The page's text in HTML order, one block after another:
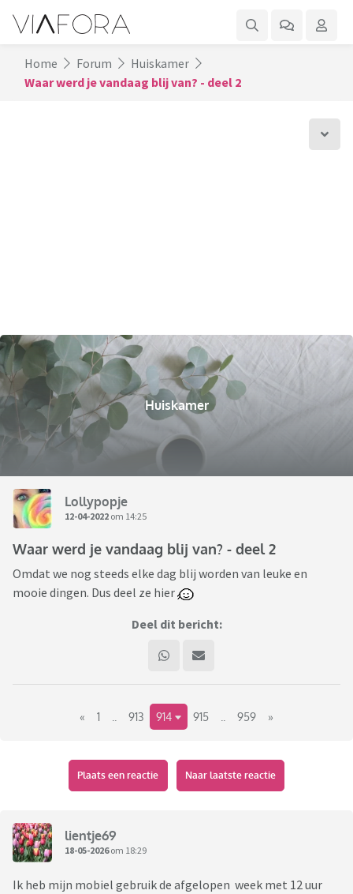
Home Forum
Huiskamer
Waar werd je vandaag blij van? - deel 2
Huiskamer
Lollypopje
12-04-2022 om 14:25
Waar werd je vandaag blij van? - deel 2
Omdat we nog steeds elke dag blij worden van leuke en
mooie dingen. Dus deel ze hier
Deel dit bericht:
« 1 913 914 915 959 »
Plaats een reactie Naar laatste reactie
lientje69
18-05-2026om 18:29
Ik heb mijn mobiel gebruik de afgelopen week met 12 uur